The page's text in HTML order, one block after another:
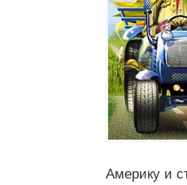
Америку и